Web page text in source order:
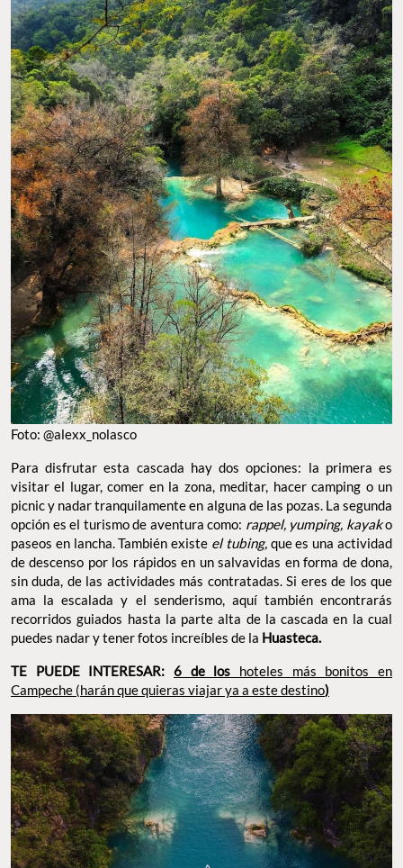
Foto: @alexx_nolasco
Para disfrutar esta cascada hay dos opciones: la primera es
visitar el lugar, comer en la zona, meditar, hacer camping o un
picnic y nadar tranquilamente en alguna de las pozas. La segunda
opción es el turismo de aventura como: rappel, yumping, kayako
paseos en lancha. También existe el tubing,que es una actividad
de descenso por los rápidos en un salvavidas en forma de dona,
sin duda, de las actividades más contratadas. Si eres de los que
ama la escalada y el senderismo, aquí también encontrarás
recorridos guiados hasta la parte alta de la cascada en la cual
puedes nadar y tener fotos increíbles de la Huasteca.
TE PUEDE INTERESAR: 6 de los hoteles más bonitos en
Campeche (harán que quieras viajar ya a este destino)